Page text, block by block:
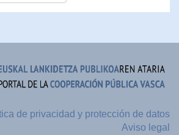
de privacidad y protección de datos
Aviso legal